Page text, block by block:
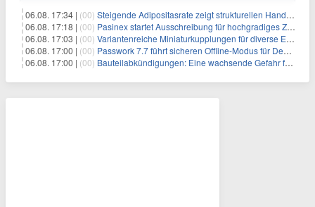
06.08. 17:34 | (00) Steigende Adipositasrate zeigt strukturellen Handlungsbedarf bei der Ernährung schulpflichtiger Kinder
06.08. 17:18 | (00) Pasinex startet Ausschreibung für hochgradiges Zinksulfidkonzentrat mit Germanium- und Silbergehalten und stellt ein Betriebsupdate bereit
06.08. 17:03 | (00) Variantenreiche Miniaturkupplungen für diverse Einsatzbereiche
06.08. 17:00 | (00) Passwork 7.7 führt sicheren Offline-Modus für Desktop- und Mobile-Apps ein
06.08. 17:00 | (00) Bauteilabkündigungen: Eine wachsende Gefahr für industrielle Elektroniksysteme